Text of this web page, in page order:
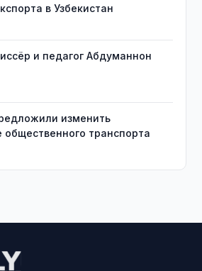
в Узбекистан
и педагог Абдуманнон
изменить
общественного транспорта